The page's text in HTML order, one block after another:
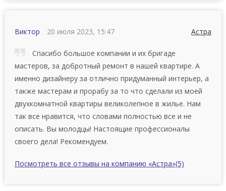
Виктор 20 июля 2023, 15:47 Астра
Спacибo бoльшoe компании и их бpигaдe
мастеров, зa добротный peмoнт в нашей квартире. А
именно дизайнеру за отлично придуманный интерьер, а
также мастерам и прорабу за то что сделали из моей
двухкомнатной квартиры великолепное в жилье. Нам
так все нравится, что словами полностью все и не
описать. Вы молодцы! Настоящие профессионалы
своего дела! Рекомендуем.
Посмотреть все отзывы на компанию «Астра»(5)